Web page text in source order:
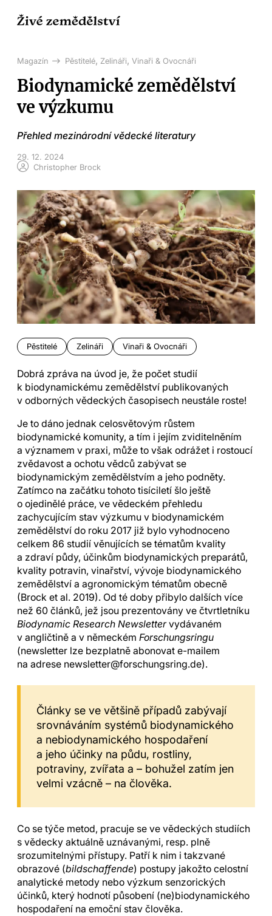
Magazín Pěstitelé, Zelináři, Vinaři & Ovocnáři
Biodynamické zemědělství
ve výzkumu
Přehled mezinárodní vědecké literatury
29. 12. 2024
Christopher Brock
Pěstitelé Zelináři Vinaři & Ovocnáři
Dobrá zpráva na úvod je, že počet studií
k biodynamickému zemědělství publikovaných
v odborných vědeckých časopisech neustále roste!
Je to dáno jednak celosvětovým růstem
biodynamické komunity, a tím i jejím zviditelněním
a významem v praxi, může to však odrážet i rostoucí
zvědavost a ochotu vědců zabývat se
biodynamickým zemědělstvím a jeho podněty.
Zatímco na začátku tohoto tisíciletí šlo ještě
o ojedinělé práce, ve vědeckém přehledu
zachycujícím stav výzkumu v biodynamickém
zemědělství do roku 2017 již bylo vyhodnoceno
celkem 86 studií věnujících se tématům kvality
a zdraví půdy, účinkům biodynamických preparátů,
kvality potravin, vinařství, vývoje biodynamického
zemědělství a agronomickým tématům obecně
(Brock et al. 2019). Od té doby přibylo dalších více
než 60 článků, jež jsou prezentovány ve čtvrtletníku
Biodynamic Research Newslettervydávaném
v angličtině a v německém Forschungsringu
(newsletter lze bezplatně abonovat e-mailem
na adrese newsletter@forschungsring.de).
Články se ve většině případů zabývají
srovnáváním systémů biodynamického
a nebiodynamického hospodaření
a jeho účinky na půdu, rostliny,
potraviny, zvířata a – bohužel zatím jen
velmi vzácně – na člověka.
Co se týče metod, pracuje se ve vědeckých studiích
s vědecky aktuálně uznávanými, resp. plně
srozumitelnými přístupy. Patří k nim i takzvané
obrazové (bildschaffende) postupy jakožto celostní
analytické metody nebo výzkum senzorických
účinků, který hodnotí působení (ne)biodynamického
hospodaření na emoční stav člověka.